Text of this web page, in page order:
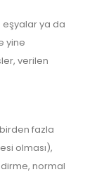
eşyalar ya da
yine
verilen
fazla
olması),
normal